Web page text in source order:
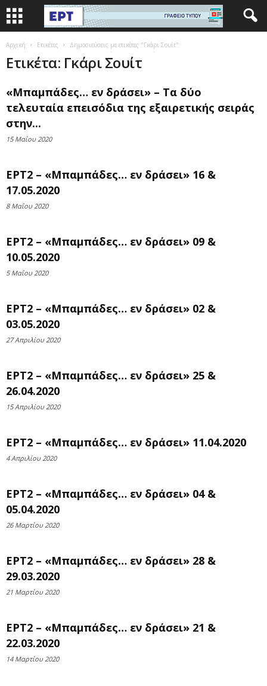
Αρχική Ετικέτες Δημοσιεύσεις με ετικέτες "Γκάρι Σουίτ"
Ετικέτα: Γκάρι Σουίτ
«Μπαμπάδες… εν δράσει» – Τα δύο
τελευταία επεισόδια της εξαιρετικής σειράς
στην...
15 Μαΐου 2020
ΕΡΤ2 – «Μπαμπάδες… εν δράσει» 16 &
17.05.2020
8 Μαΐου 2020
ΕΡΤ2 – «Μπαμπάδες… εν δράσει» 09 &
10.05.2020
5 Μαΐου 2020
ΕΡΤ2 – «Μπαμπάδες… εν δράσει» 02 &
03.05.2020
27 Απριλίου 2020
ΕΡΤ2 – «Μπαμπάδες… εν δράσει» 25 &
26.04.2020
15 Απριλίου 2020
ΕΡΤ2 – «Μπαμπάδες… εν δράσει» 11.04.2020
4 Απριλίου 2020
ΕΡΤ2 – «Μπαμπάδες… εν δράσει» 04 &
05.04.2020
26 Μαρτίου 2020
ΕΡΤ2 – «Μπαμπάδες… εν δράσει» 28 &
29.03.2020
21 Μαρτίου 2020
ΕΡΤ2 – «Μπαμπάδες… εν δράσει» 21 &
22.03.2020
14 Μαρτίου 2020